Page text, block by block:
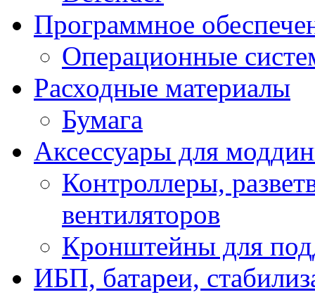
Программное
Операционные
Расходные материалы
Бумага
Аксессуары для
Контроллеры,
вентиляторов
Кронштейны для
ИБП, батареи,